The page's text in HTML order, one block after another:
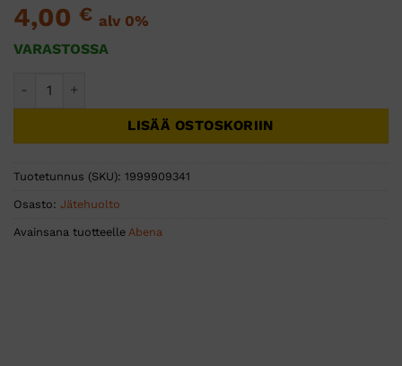
4,00 € alv 0%
VARASTOSSA
LISÄÄ OSTOSKORIIN
Tuotetunnus (SKU): 1999909341
Osasto: Jätehuolto
Avainsana tuotteelle Abena